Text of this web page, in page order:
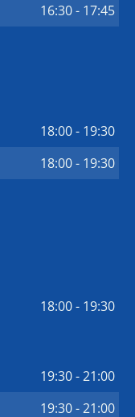
16:30 - 17:45
18:00 - 19:30
18:00 - 19:30
18:00 - 19:30
19:30 - 21:00
19:30 - 21:00